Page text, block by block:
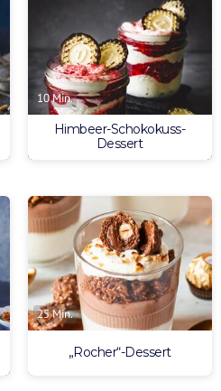
10 Min.
Himbeer-Schokokuss-
Dessert
25 Min.
„Rocher“-Dessert